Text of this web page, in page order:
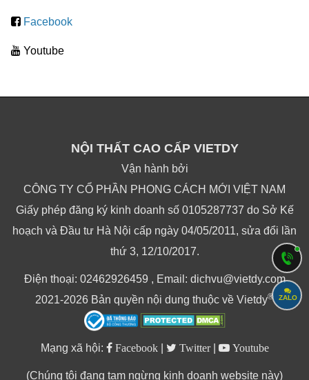
Facebook
Youtube
NỘI THẤT CAO CẤP VIETDY
Vận hành bởi
CÔNG TY CỔ PHẦN PHONG CÁCH MỚI VIỆT NAM
Giấy phép đăng ký kinh doanh số 0105287737 do Sở Kế
hoạch và Đầu tư Hà Nội cấp ngày 04/05/2011, sửa đổi lần
thứ 3, 12/10/2017.
Điện thoại: 02462926459 , Email: dichvu@vietdy.com
2021-2026 Bản quyền nội dung thuộc về Vietdy®
Mạng xã hội: Facebook Twitter Youtube
(Chúng tôi đang tạm ngừng kinh doanh website này)
ZALO